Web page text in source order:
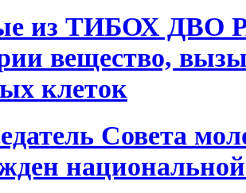
из ТИБОХ ДВО
вещество,
клеток
Совета